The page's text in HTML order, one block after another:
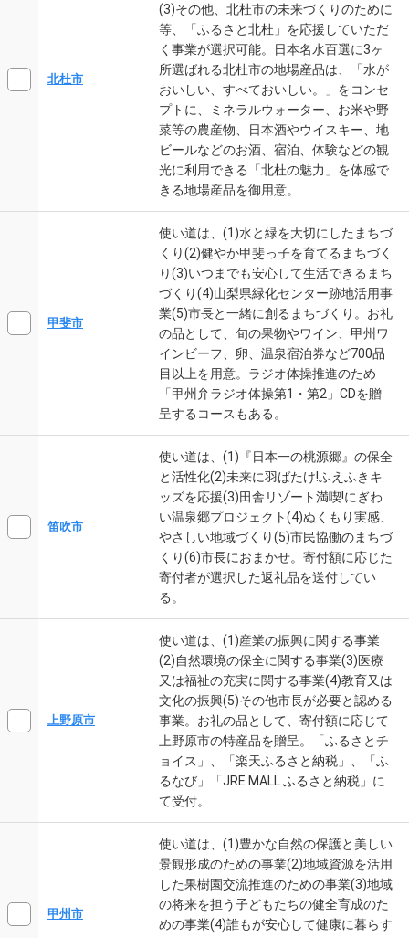
北杜市
(3)その他、北杜市の未来づくりのために
等、「ふるさと北杜」を応援していただ
く事業が選択可能。日本名水百選に3ヶ
所選ばれる北杜市の地場産品は、「水が
おいしい、すべておいしい。」をコンセ
プトに、ミネラルウォーター、お米や野
菜等の農産物、日本酒やウイスキー、地
ビールなどのお酒、宿泊、体験などの観
光に利用できる「北杜の魅力」を体感で
きる地場産品を御用意。
甲斐市
使い道は、(1)水と緑を大切にしたまちづ
くり(2)健やか甲斐っ子を育てるまちづく
り(3)いつまでも安心して生活できるまち
づくり(4)山梨県緑化センター跡地活用事
業(5)市長と一緒に創るまちづくり。お礼
の品として、旬の果物やワイン、甲州ワ
インビーフ、卵、温泉宿泊券など700品
目以上を用意。ラジオ体操推進のため
「甲州弁ラジオ体操第1・第2」CDを贈
呈するコースもある。
笛吹市
使い道は、(1)『日本一の桃源郷』の保全
と活性化(2)未来に羽ばたけ!ふえふきキ
ッズを応援(3)田舎リゾート満喫!にぎわ
い温泉郷プロジェクト(4)ぬくもり実感、
やさしい地域づくり(5)市民協働のまちづ
くり(6)市長におまかせ。寄付額に応じた
寄付者が選択した返礼品を送付してい
る。
上野原市
使い道は、(1)産業の振興に関する事業
(2)自然環境の保全に関する事業(3)医療
又は福祉の充実に関する事業(4)教育又は
文化の振興(5)その他市長が必要と認める
事業。お礼の品として、寄付額に応じて
上野原市の特産品を贈呈。「ふるさとチ
ョイス」、「楽天ふるさと納税」、「ふ
るなび」「JRE MALL ふるさと納税」に
て受付。
甲州市
使い道は、(1)豊かな自然の保護と美しい
景観形成のための事業(2)地域資源を活用
した果樹園交流推進のための事業(3)地域
の将来を担う子どもたちの健全育成のた
めの事業(4)誰もが安心して健康に暮らす